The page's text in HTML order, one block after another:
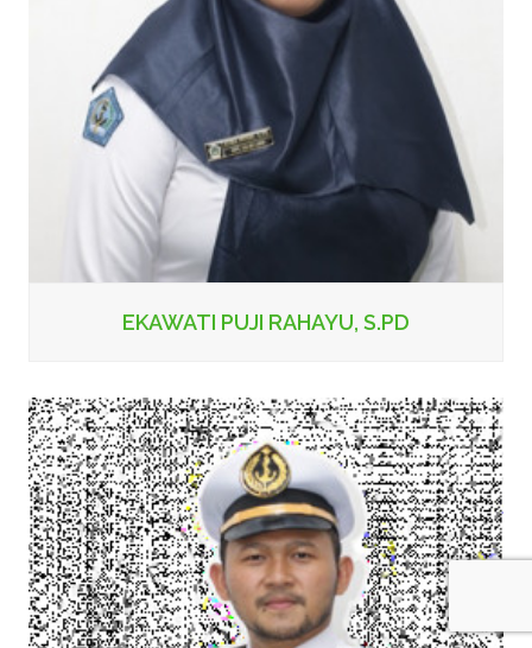
EKAWATI PUJI RAHAYU, S.PD